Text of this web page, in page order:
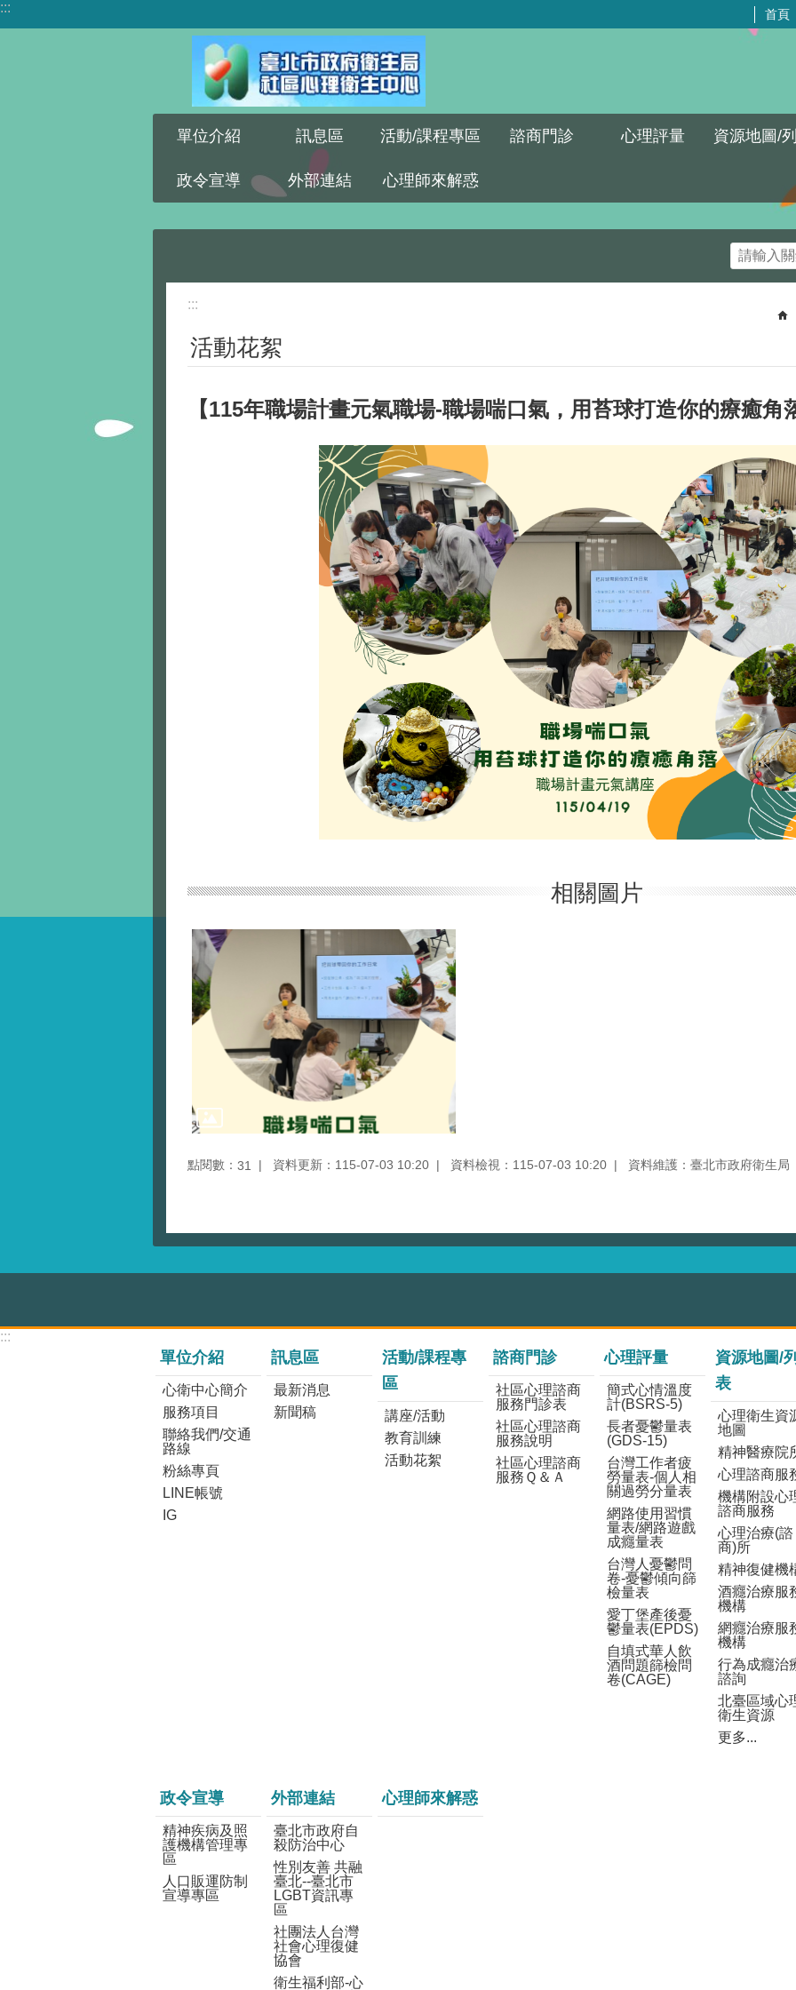
跳到主要內容區塊
::: 首頁
單位介紹 訊息區 活動/課程專區 諮商門診 心理評量 資源地圖/
政令宣導 外部連結 心理師來解惑
:::
活動花絮
【115年職場計畫元氣職場-職場喘口氣，用苔球打造你的療癒角
相關圖片
點閱數： 31 資料更新：115-07-03 10:20 資料檢視：115-07-03 10:20 資料維護：臺北市政府衛生局
:::
單位介紹
心衛中心簡介
服務項目
聯絡我們/交通
路線
粉絲專頁
LINE帳號
IG
訊息區
最新消息
新聞稿
活動/課程專
區
講座/活動
教育訓練
活動花絮
諮商門診
社區心理諮商
服務門診表
社區心理諮商
服務說明
社區心理諮商
服務Ｑ＆Ａ
心理評量
簡式心情溫度
計(BSRS-5)
長者憂鬱量表
(GDS-15)
台灣工作者疲
勞量表-個人相
關過勞分量表
網路使用習慣
量表/網路遊戲
成癮量表
台灣人憂鬱問
卷-憂鬱傾向篩
檢量表
愛丁堡產後憂
鬱量表(EPDS)
自填式華人飲
酒問題篩檢問
卷(CAGE)
資源地圖/
表
心理衛生資
地圖
精神醫療院
心理諮商服
機構附設心
諮商服務
心理治療(諮
商)所
精神復健機
酒癮治療服
機構
網癮治療服
機構
行為成癮治
諮詢
北臺區域心
衛生資源
更多...
政令宣導
精神疾病及照
護機構管理專
區
人口販運防制
宣導專區
外部連結
臺北市政府自
殺防治中心
性別友善 共融
臺北--臺北市
LGBT資訊專
區
社團法人台灣
社會心理復健
協會
衛生福利部-心
心理師來解惑